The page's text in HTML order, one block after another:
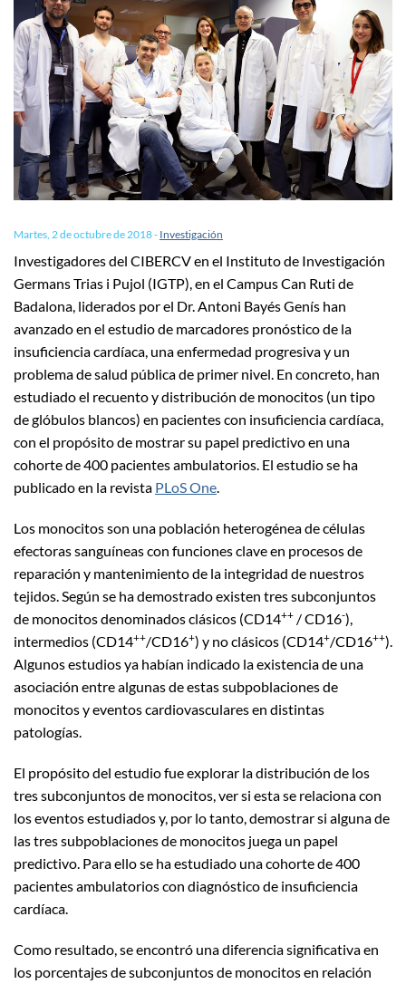
Martes, 2 de octubre de 2018- Investigación
Investigadores del CIBERCV en el Instituto de Investigación
Germans Trias i Pujol (IGTP), en el Campus Can Ruti de
Badalona, liderados por el Dr. Antoni Bayés Genís han
avanzado en el estudio de marcadores pronóstico de la
insuficiencia cardíaca, una enfermedad progresiva y un
problema de salud pública de primer nivel. En concreto, han
estudiado el recuento y distribución de monocitos (un tipo
de glóbulos blancos) en pacientes con insuficiencia cardíaca,
con el propósito de mostrar su papel predictivo en una
cohorte de 400 pacientes ambulatorios. El estudio se ha
publicado en la revista PLoS One.
Los monocitos son una población heterogénea de células
efectoras sanguíneas con funciones clave en procesos de
reparación y mantenimiento de la integridad de nuestros
tejidos. Según se ha demostrado existen tres subconjuntos
de monocitos denominados clásicos (CD14++ / CD16-),
intermedios (CD14++/CD16+) y no clásicos (CD14+/CD16++).
Algunos estudios ya habían indicado la existencia de una
asociación entre algunas de estas subpoblaciones de
monocitos y eventos cardiovasculares en distintas
patologías.
El propósito del estudio fue explorar la distribución de los
tres subconjuntos de monocitos, ver si esta se relaciona con
los eventos estudiados y, por lo tanto, demostrar si alguna de
las tres subpoblaciones de monocitos juega un papel
predictivo. Para ello se ha estudiado una cohorte de 400
pacientes ambulatorios con diagnóstico de insuficiencia
cardíaca.
Como resultado, se encontró una diferencia significativa en
los porcentajes de subconjuntos de monocitos en relación